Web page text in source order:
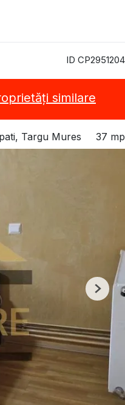
ID CP2951204
similare
Targu Mures 37 mp
Next